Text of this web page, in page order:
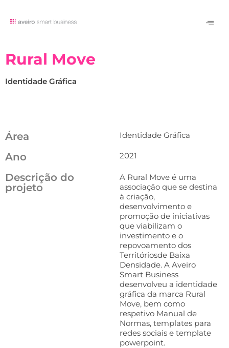
Rural Move
Identidade Gráfica
Área Identidade Gráfica
Ano 2021
Descrição do
projeto
A Rural Move é uma
associação que se destina
à criação,
desenvolvimento e
promoção de iniciativas
que viabilizam o
investimento e o
repovoamento dos
Territóriosde Baixa
Densidade. A Aveiro
Smart Business
desenvolveu a identidade
gráfica da marca Rural
Move, bem como
respetivo Manual de
Normas, templates para
redes sociais e template
powerpoint.